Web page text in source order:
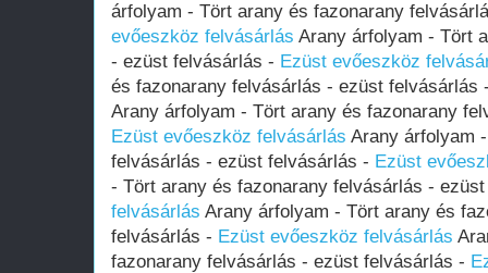
árfolyam - Tört arany és fazonarany
evőeszköz felvásárlás Arany árfolyam - Tört
- ezüst felvásárlás - Ezüst evőeszköz
és fazonarany felvásárlás - ezüst felvásárlás
Arany árfolyam - Tört arany és fazonarany
Ezüst evőeszköz felvásárlás Arany árfolyam
felvásárlás - ezüst felvásárlás - Ezüst
- Tört arany és fazonarany felvásárlás -
felvásárlás Arany árfolyam - Tört arany és
felvásárlás - Ezüst evőeszköz felvásárlás
fazonarany felvásárlás - ezüst felvásárlás -